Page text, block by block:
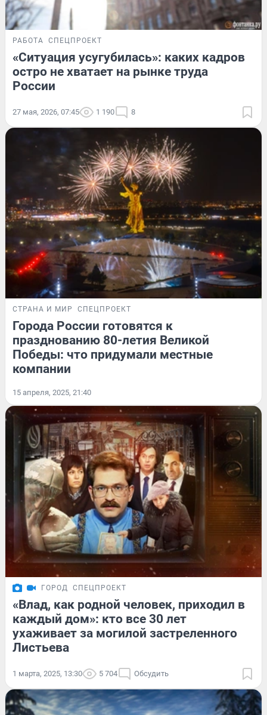
РАБОТА СПЕЦПРОЕКТ
«Ситуация усугубилась»: каких кадров
остро не хватает на рынке труда
России
27 мая, 2026, 07:45 1 190 8
СТРАНА И МИР СПЕЦПРОЕКТ
Города России готовятся к
празднованию 80-летия Великой
Победы: что придумали местные
компании
15 апреля, 2025, 21:40
ГОРОД СПЕЦПРОЕКТ
«Влад, как родной человек, приходил в
каждый дом»: кто все 30 лет
ухаживает за могилой застреленного
Листьева
1 марта, 2025, 13:30 5 704 Обсудить